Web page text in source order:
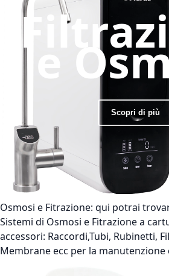
e
Scopri di più
Osmosi e Fitrazione: qui potrai
Sistemi di Osmosi e Fitrazione a
accessori: Raccordi,Tubi, Rubinetti,
Membrane ecc per la